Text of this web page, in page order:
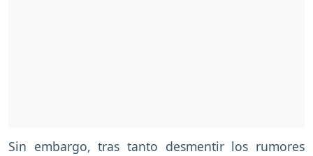
Sin embargo, tras tanto desmentir los rumores